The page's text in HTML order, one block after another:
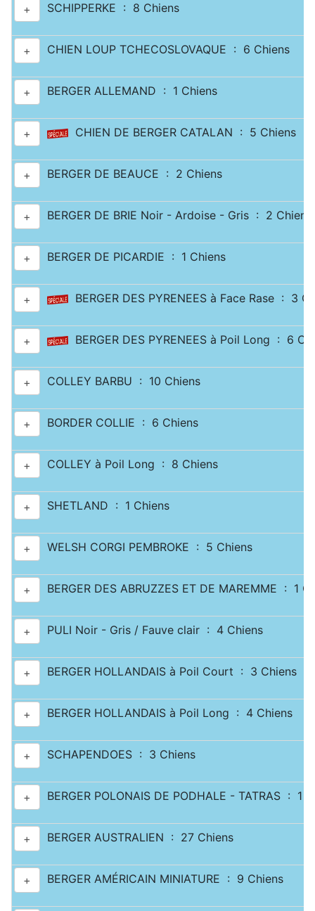
+ SCHIPPERKE : 8 Chiens
+ CHIEN LOUP TCHECOSLOVAQUE : 6 Chiens
+ BERGER ALLEMAND : 1 Chiens
+ CHIEN DE BERGER CATALAN : 5 Chiens
+ BERGER DE BEAUCE : 2 Chiens
+ BERGER DE BRIE Noir - Ardoise - Gris : 2 Chiens
+ BERGER DE PICARDIE : 1 Chiens
+ BERGER DES PYRENEES à Face Rase : 3
+ BERGER DES PYRENEES à Poil Long : 6
+ COLLEY BARBU : 10 Chiens
+ BORDER COLLIE : 6 Chiens
+ COLLEY à Poil Long : 8 Chiens
+ SHETLAND : 1 Chiens
+ WELSH CORGI PEMBROKE : 5 Chiens
+ BERGER DES ABRUZZES ET DE MAREMME : 1
+ PULI Noir - Gris / Fauve clair : 4 Chiens
+ BERGER HOLLANDAIS à Poil Court : 3 Chiens
+ BERGER HOLLANDAIS à Poil Long : 4 Chiens
+ SCHAPENDOES : 3 Chiens
+ BERGER POLONAIS DE PODHALE - TATRAS : 1
+ BERGER AUSTRALIEN : 27 Chiens
+ BERGER AMÉRICAIN MINIATURE : 9 Chiens